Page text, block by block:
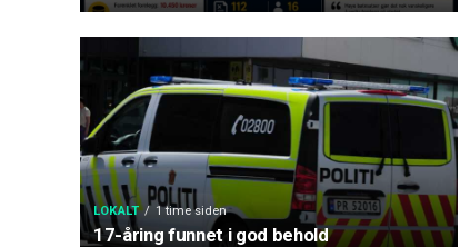
LOKALT 1 time siden
17-åring funnet i god behold